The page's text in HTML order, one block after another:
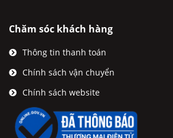
Chăm sóc khách hàng
Thông tin thanh toán
Chính sách vận chuyển
Chính sách website